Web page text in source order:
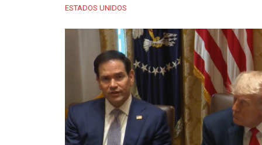
ESTADOS UNIDOS